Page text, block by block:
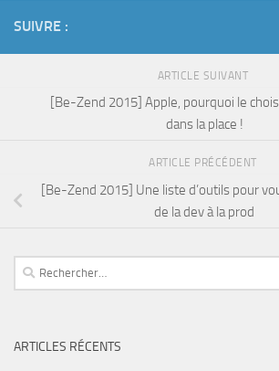
SUIVRE :
ARTICLE SUIVANT
[Be-Zend 2015] Apple, pourquoi le
dans la place !
ARTICLE PRÉCÉDENT
[Be-Zend 2015] Une liste d’outils pour
de la dev à la prod
Rechercher :
ARTICLES RÉCENTS